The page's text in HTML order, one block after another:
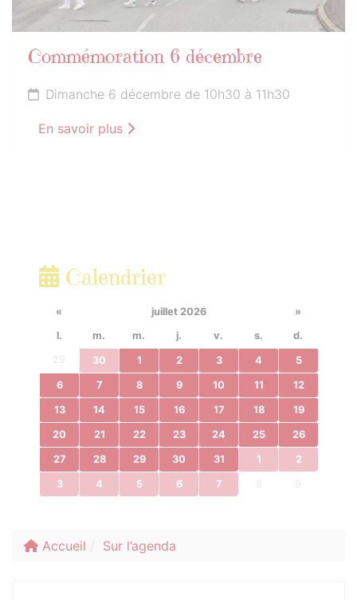
Commémoration 6 décembre
Dimanche 6 décembre de 10h30 à 11h30
En savoir plus
Calendrier
« juillet 2026
»
l.
m. m. j. v. s.
d.
29
30 1 2 3 4 5
6 7 8 9 10 11 12
13 14 15 16 17 18 19
20 21 22 23 24 25 26
27 28 29 30 31 1 2
3 4 5 6 7 8 9
Accueil Sur l’agenda